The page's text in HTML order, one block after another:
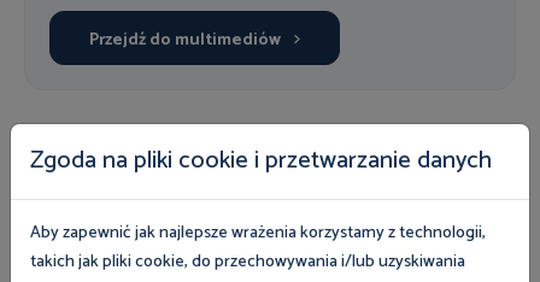
Przejdź do multimediów
Nasza oferta
Uczestnicy programów i kampanii mogą wziąć udział
w bezpłatnych szkoleniach, skorzystać z eksperckiej
Zgoda na pliki cookie i przetwarzanie danych
Aby zapewnić jak najlepsze wrażenia korzystamy z technologii,
takich jak pliki cookie, do przechowywania i/lub uzyskiwania